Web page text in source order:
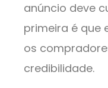
anúncio deve
primeira é que
os
credibilidade.